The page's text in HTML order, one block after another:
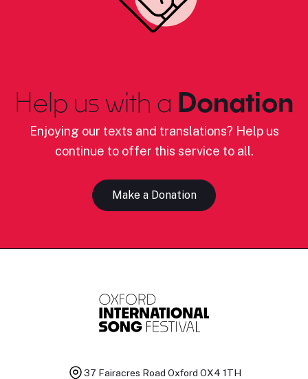
Help us with a Donation
Enjoying our texts and translations? Help us
continue to offer this service to all.
Make a Donation
37 Fairacres Road Oxford OX4 1TH